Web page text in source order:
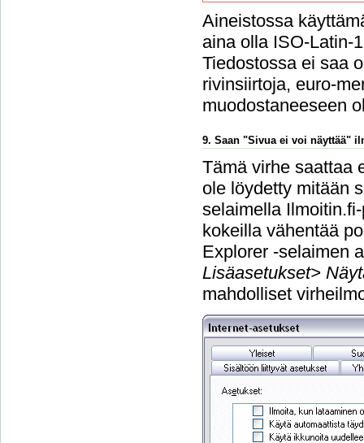
Aineistossa
aina olla ISO-Latin-
Tiedostossa ei saa
rivinsiirtoja, euro-
muodostaneeseen
9. Saan "Sivua ei voi näyttää"
Tämä virhe saattaa
ole löydetty mitään
selaimella
kokeilla vähentää
Explorer -selaimen
Lisäasetukset>
mahdolliset